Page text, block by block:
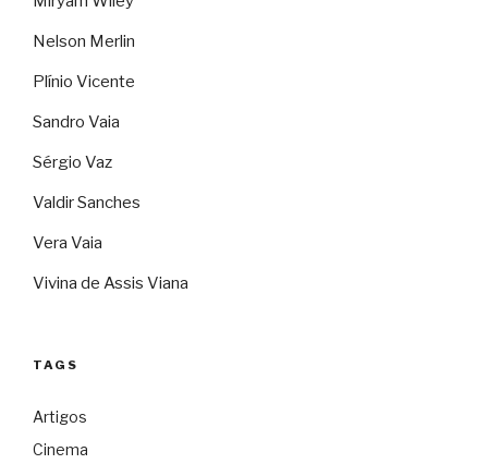
Nelson Merlin
Plínio Vicente
Sandro Vaia
Sérgio Vaz
Valdir Sanches
Vera Vaia
Vivina de Assis Viana
TAGS
Artigos
Cinema